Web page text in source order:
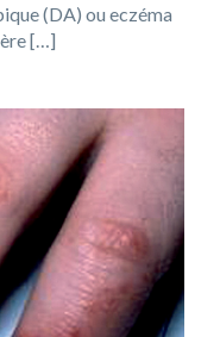
(DA) ou eczéma
[…]